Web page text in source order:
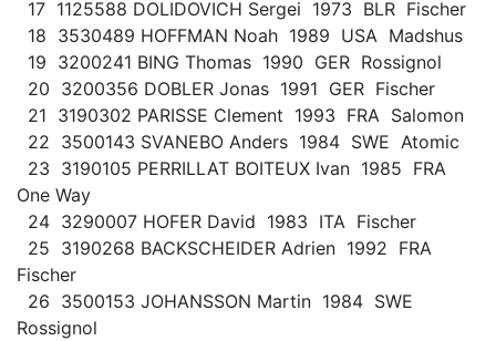
17 1125588 DOLIDOVICH Sergei 1973 BLR Fischer
18 3530489 HOFFMAN Noah 1989 USA Madshus
19 3200241 BING Thomas 1990 GER Rossignol
20 3200356 DOBLER Jonas 1991 GER Fischer
21 3190302 PARISSE Clement 1993 FRA Salomon
22 3500143 SVANEBO Anders 1984 SWE Atomic
23 3190105 PERRILLAT BOITEUX Ivan 1985 FRA
One Way
24 3290007 HOFER David 1983 ITA Fischer
25 3190268 BACKSCHEIDER Adrien 1992 FRA
Fischer
26 3500153 JOHANSSON Martin 1984 SWE
Rossignol